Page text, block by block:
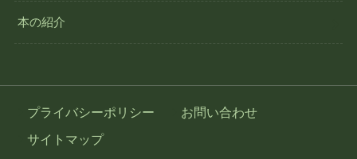
本の紹介
プライバシーポリシー
お問い合わせ
サイトマップ